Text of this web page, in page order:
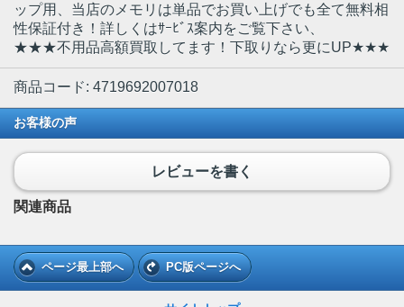
ップ用、当店のメモリは単品でお買い上げでも全て無料相
性保証付き！詳しくはｻｰﾋﾞｽ案内をご覧下さい、
★★★不用品高額買取してます！下取りなら更にUP★★★
商品コード: 4719692007018
お客様の声
レビューを書く
関連商品
ページ最上部へ PC版ページへ